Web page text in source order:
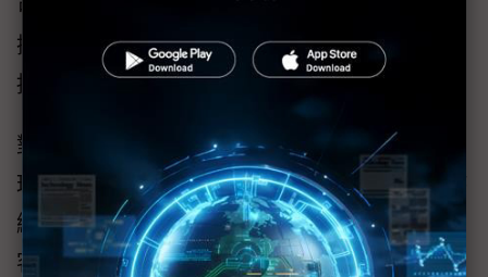
可發揮系統效益。知識庫功能進一步實現珍貴
操作經驗的系統化保存與傳承，為企業建立可
持續的智慧製造能力。
對於未來規劃，日月光高雄廠資訊中心副總經
理陳俊銘表示，日月光預計將 aGOW 系統會持
續部署於日月光內部生產環境，並採用日月光
客戶高通（Qualcomm）所開發的 Cloud AI100